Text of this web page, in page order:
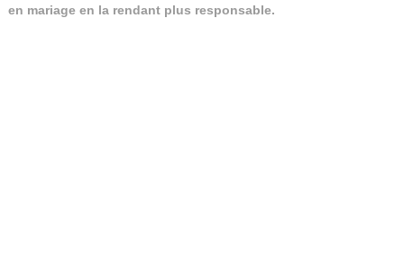
en mariage en la rendant plus responsable.